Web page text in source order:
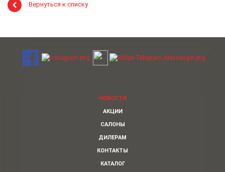
Вернуться к списку
НОВОСТИ
АКЦИИ
САЛОНЫ
ДИЛЕРАМ
КОНТАКТЫ
КАТАЛОГ